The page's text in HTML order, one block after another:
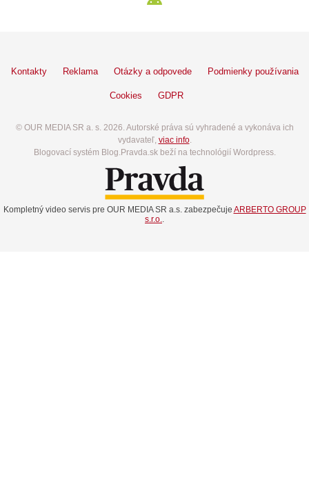
Kontakty Reklama Otázky a odpovede Podmienky používania
Cookies GDPR
© OUR MEDIA SR a. s. 2026. Autorské práva sú vyhradené a vykonáva ich
vydavateľ, viac info.
Blogovací systém Blog.Pravda.sk beží na technológií Wordpress.
Kompletný video servis pre OUR MEDIA SR a.s. zabezpečuje ARBERTO GROUP
s.r.o..